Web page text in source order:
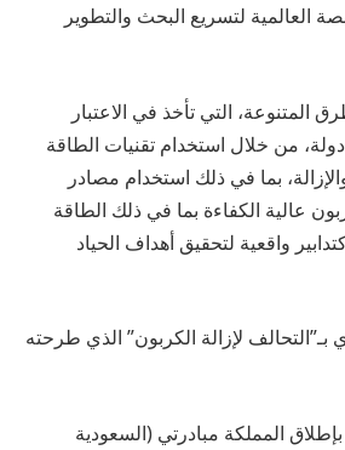
العالمية لتسريع البحث والتطوير
المتنوعة، التي تأخذ في الاعتبار
من خلال استخدام تقنيات الطاقة
بما في ذلك استخدام مصادر
عالية الكفاءة بما في ذلك الطاقة
واقعية لتحقيق أهداف الحياد
لإزالة الكربون” الذي طرحته
المملكة مبادرتي (السعودية